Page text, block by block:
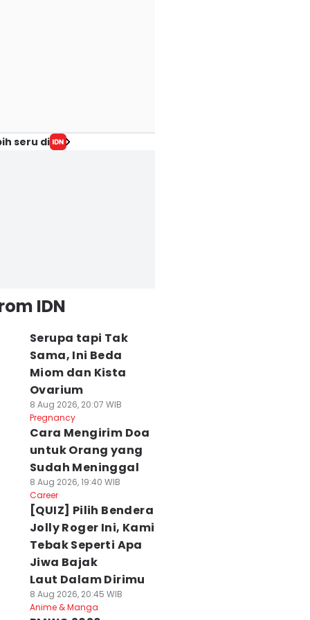
seru di
IDN
Serupa tapi Tak
Sama, Ini Beda
Miom dan Kista
Ovarium
8 Aug 2026, 20:07 WIB
Pregnancy
Cara Mengirim Doa
untuk Orang yang
Sudah Meninggal
8 Aug 2026, 19:40 WIB
Career
[QUIZ] Pilih Bendera
Jolly Roger Ini, Kami
Tebak Seperti Apa
Jiwa Bajak
Laut Dalam Dirimu
8 Aug 2026, 20:45 WIB
Anime & Manga